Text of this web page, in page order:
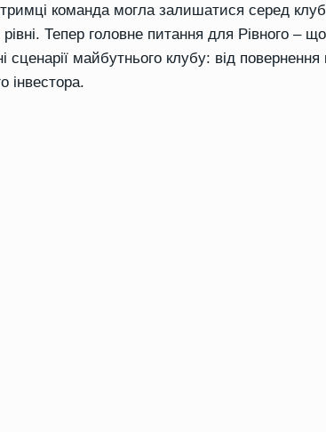
команда могла залишатися серед
Тепер головне питання для Рівного –
сценарії майбутнього клубу: від
інвестора.